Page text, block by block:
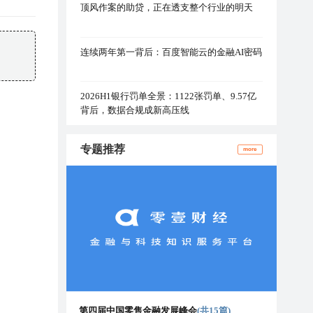
顶风作案的助贷，正在透支整个行业的明天
连续两年第一背后：百度智能云的金融AI密码
2026H1银行罚单全景：1122张罚单、9.57亿
背后，数据合规成新高压线
专题推荐 more
第四届中国零售金融发展峰会(共15篇)